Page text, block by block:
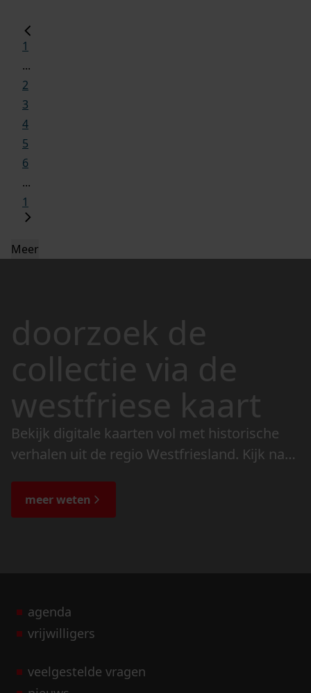
1
...
2
3
4
5
6
...
1
Meer
doorzoek de
collectie via de
westfriese kaart
Bekijk digitale kaarten vol met historische
verhalen uit de regio Westfriesland. Kijk naar
de bijzondere verhalen.
meer weten
agenda
vrijwilligers
veelgestelde vragen